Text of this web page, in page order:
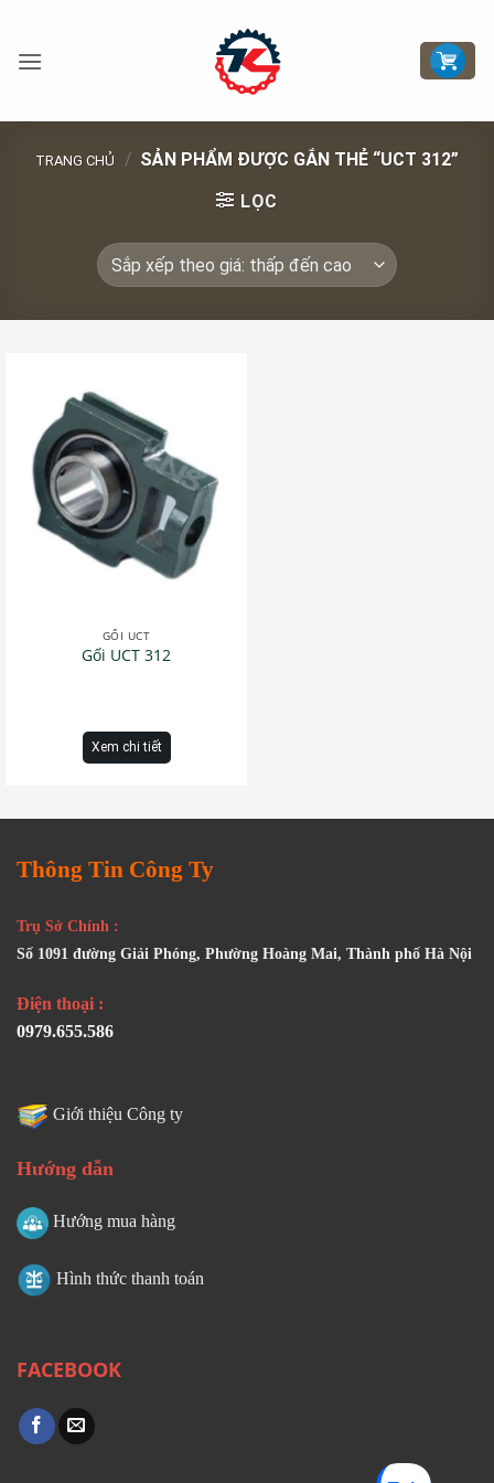
nội
TRANG CHỦ / SẢN PHẨM ĐƯỢC GẮN THẺ “UCT 312”
LỌC
GỐI UCT
Gối UCT 312
Xem chi tiết
Thông Tin Công Ty
Trụ Sở Chính :
Số 1091 đường Giải Phóng, Phường Hoàng Mai, Thành phố Hà Nội
Điện thoại :
0979.655.586
Giới thiệu Công ty
Hướng dẫn
Hướng mua hàng
Hình thức thanh toán
FACEBOOK